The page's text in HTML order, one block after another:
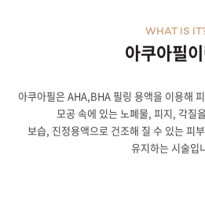
아쿠아필
WHAT IS
아쿠아필은 AHA,BHA 필링 용액을 이용해
모공 속에 있는 노폐물, 피지, 각질
보습, 진정용액으로 건조해 질 수 있는 피
유지하는 시술입